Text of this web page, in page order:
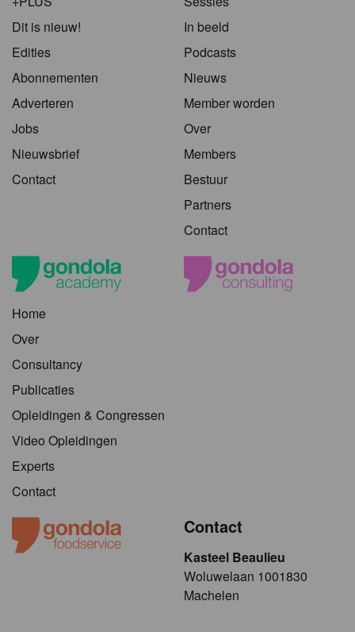
Dit is nieuw!
Edities
Abonnementen
Adverteren
Jobs
Nieuwsbrief
Contact
In beeld
Podcasts
Nieuws
Member worden
Over
Members
Bestuur
Partners
Contact
Home
Over
Consultancy
Publicaties
Opleidingen & Congressen
Video Opleidingen
Experts
Contact
Contact
Kasteel Beaulieu
​​​Woluwelaan 1001830
Machelen